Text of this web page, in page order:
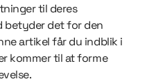
til deres
betyder det for den
artikel får du indblik i
kommer til at forme